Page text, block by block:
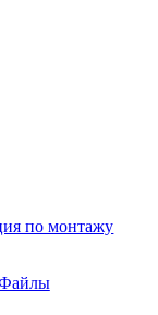
по монтажу